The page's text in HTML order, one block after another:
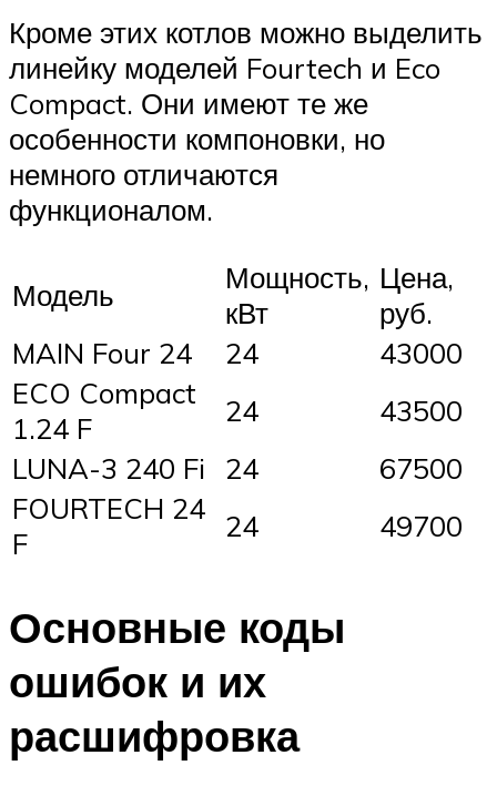
Кроме этих котлов можно выделить
линейку моделей Fourtech и Eco
Compact. Они имеют те же
особенности компоновки, но
немного отличаются
функционалом.
Модель
Мощность,
кВт
Цена,
руб.
MAIN Four 24
24
43000
ECO Compact
1.24 F
24
43500
LUNA-3 240 Fi
24
67500
FOURTECH 24
F
24 49700
Основные коды
ошибок и их
расшифровка